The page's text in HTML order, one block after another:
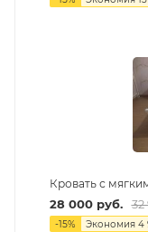
Кровать с
28 000руб. 32
-15% Экономия 4